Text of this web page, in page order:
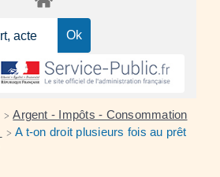
> Argent - Impôts - Consommation
> A t-on droit plusieurs fois au prêt